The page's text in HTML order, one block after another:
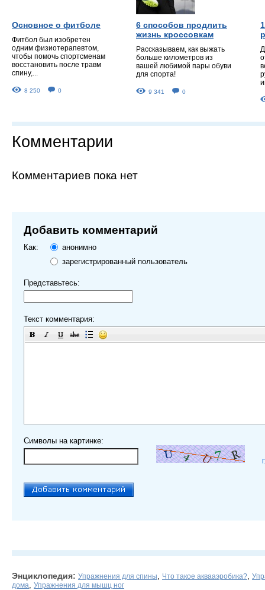
Основное о фитболе
Фитбол был изобретен
одним физиотерапевтом,
чтобы помочь спортсменам
восстановить после травм
спину,...
8 250 0
6 способов продлить
жизнь кроссовкам
Рассказываем, как выжать
больше километров из
вашей любимой пары обуви
для спорта!
9 341 0
Комментарии
Комментариев пока нет
Добавить комментарий
Как:
анонимно
зарегистрированный пользователь
Представьтесь:
Текст комментария:
Символы на картинке:
Энциклопедия: Упражнения для спины Что такое аквааэробика?
дома
Упражнения для мышц ног